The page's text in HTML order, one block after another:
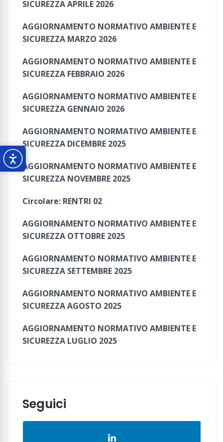
SICUREZZA APRILE 2026
AGGIORNAMENTO NORMATIVO AMBIENTE E
SICUREZZA MARZO 2026
AGGIORNAMENTO NORMATIVO AMBIENTE E
SICUREZZA FEBBRAIO 2026
AGGIORNAMENTO NORMATIVO AMBIENTE E
SICUREZZA GENNAIO 2026
AGGIORNAMENTO NORMATIVO AMBIENTE E
SICUREZZA DICEMBRE 2025
AGGIORNAMENTO NORMATIVO AMBIENTE E
SICUREZZA NOVEMBRE 2025
Circolare: RENTRI 02
AGGIORNAMENTO NORMATIVO AMBIENTE E
SICUREZZA OTTOBRE 2025
AGGIORNAMENTO NORMATIVO AMBIENTE E
SICUREZZA SETTEMBRE 2025
AGGIORNAMENTO NORMATIVO AMBIENTE E
SICUREZZA AGOSTO 2025
AGGIORNAMENTO NORMATIVO AMBIENTE E
SICUREZZA LUGLIO 2025
Seguici